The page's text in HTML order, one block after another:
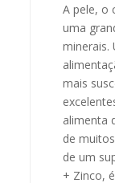
A pele, o
uma
minerais.
mais
alimenta
de
de um
+ Zinco,